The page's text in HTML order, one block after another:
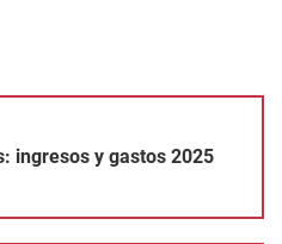
ingresos y gastos 2025